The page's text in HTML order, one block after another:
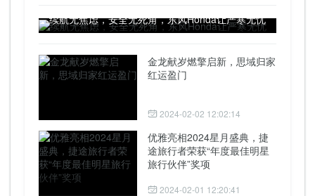
续航无焦虑，安全无死角，东风Honda让严寒无忧
金龙献岁燃擎启新，思域归家
红运盈门
2024-02-02 12:02:14
优雅亮相2024星月盛典，捷
途旅行者荣获“年度最佳明星
旅行伙伴”奖项
2024-02-01 12:20:41